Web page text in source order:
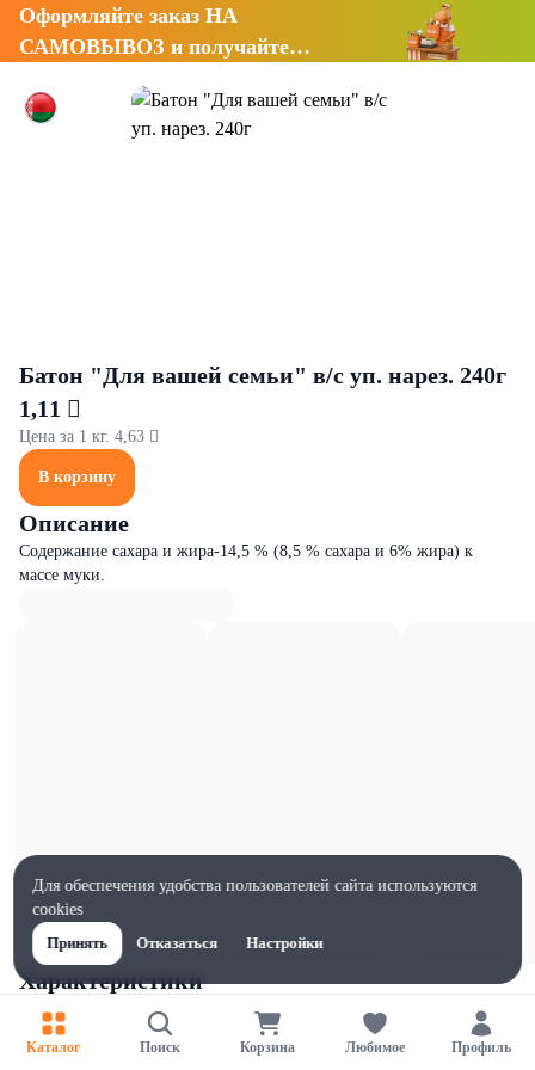
Оформляйте заказ НА
САМОВЫВОЗ и получайте
Батон "Для вашей семьи" в/с уп. нарез. 240г
1,11 
Цена за 1 кг. 4,63 
В корзину
Описание
Содержание сахара и жира-14,5 % (8,5 % сахара и 6% жира) к
массе муки.
Характеристики
Ширина, мм
100
Каталог Поиск Корзина Любимое Профиль
Для обеспечения удобства пользователей сайта используются
cookies
Принять
Отказаться Настройки